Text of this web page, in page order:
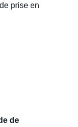
prise en
de